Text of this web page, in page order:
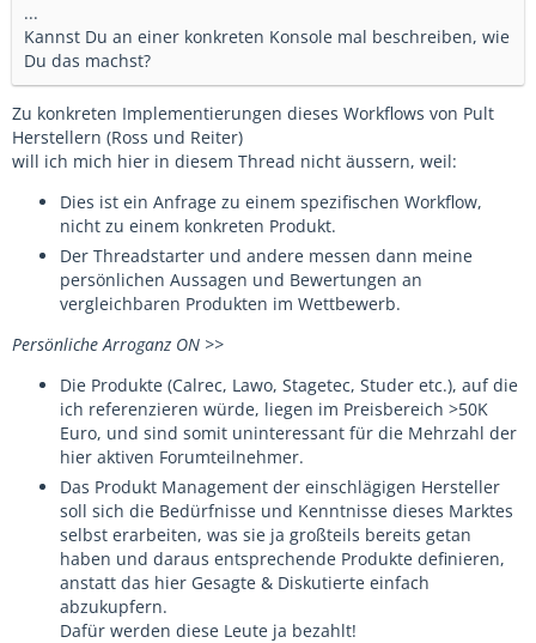
...
Kannst Du an einer konkreten Konsole mal beschreiben, wie
Du das machst?
Zu konkreten Implementierungen dieses Workflows von Pult
Herstellern (Ross und Reiter)
will ich mich hier in diesem Thread nicht äussern, weil:
Dies ist ein Anfrage zu einem spezifischen Workflow,
nicht zu einem konkreten Produkt.
Der Threadstarter und andere messen dann meine
persönlichen Aussagen und Bewertungen an
vergleichbaren Produkten im Wettbewerb.
Persönliche Arroganz ON >>
Die Produkte (Calrec, Lawo, Stagetec, Studer etc.), auf die
ich referenzieren würde, liegen im Preisbereich >50K
Euro, und sind somit uninteressant für die Mehrzahl der
hier aktiven Forumteilnehmer.
Das Produkt Management der einschlägigen Hersteller
soll sich die Bedürfnisse und Kenntnisse dieses Marktes
selbst erarbeiten, was sie ja großteils bereits getan
haben und daraus entsprechende Produkte definieren,
anstatt das hier Gesagte & Diskutierte einfach
abzukupfern.
Dafür werden diese Leute ja bezahlt!